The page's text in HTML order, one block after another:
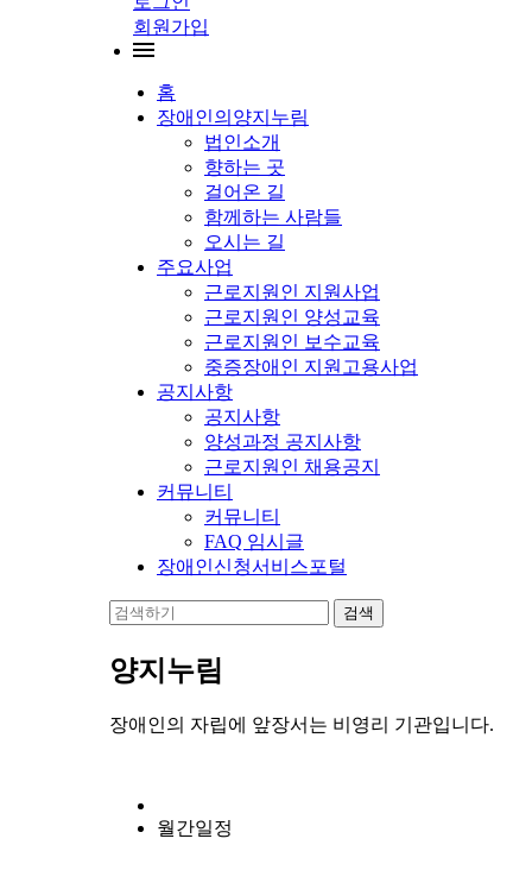
회원가입
홈
장애인의양지누림
법인소개
향하는 곳
걸어온 길
함께하는 사람들
오시는 길
주요사업
근로지원인 지원사업
근로지원인 양성교육
근로지원인 보수교육
중증장애인 지원고용사업
공지사항
공지사항
양성과정 공지사항
근로지원인 채용공지
커뮤니티
커뮤니티
FAQ 임시글
장애인신청서비스포털
양지누림
장애인의 자립에 앞장서는 비영리 기관입니다.
월간일정